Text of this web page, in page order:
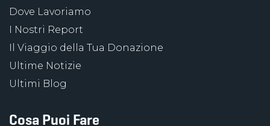
Dove Lavoriamo
I Nostri Report
Il Viaggio della Tua Donazione
Ultime Notizie
Ultimi Blog
Cosa Puoi Fare